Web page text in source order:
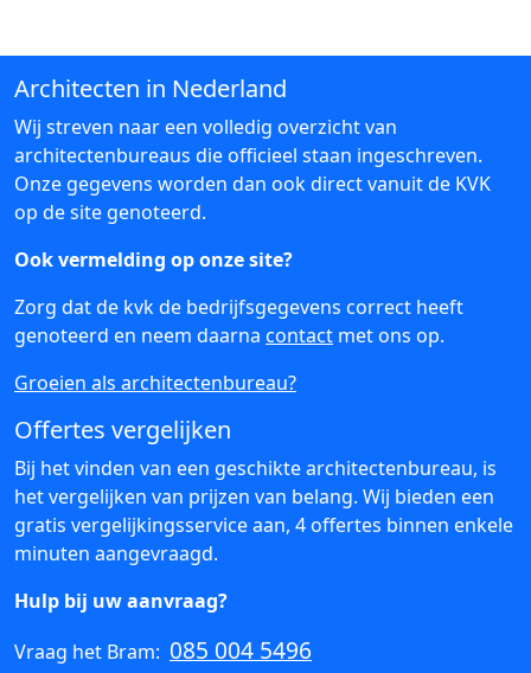
Architecten in Nederland
Wij streven naar een volledig overzicht van
architectenbureaus die officieel staan ingeschreven.
Onze gegevens worden dan ook direct vanuit de KVK
op de site genoteerd.
Ook vermelding op onze site?
Zorg dat de kvk de bedrijfsgegevens correct heeft
genoteerd en neem daarna contact met ons op.
Groeien als architectenbureau?
Offertes vergelijken
Bij het vinden van een geschikte architectenbureau, is
het vergelijken van prijzen van belang. Wij bieden een
gratis vergelijkingsservice aan, 4 offertes binnen enkele
minuten aangevraagd.
Hulp bij uw aanvraag?
Vraag het Bram: 085 004 5496